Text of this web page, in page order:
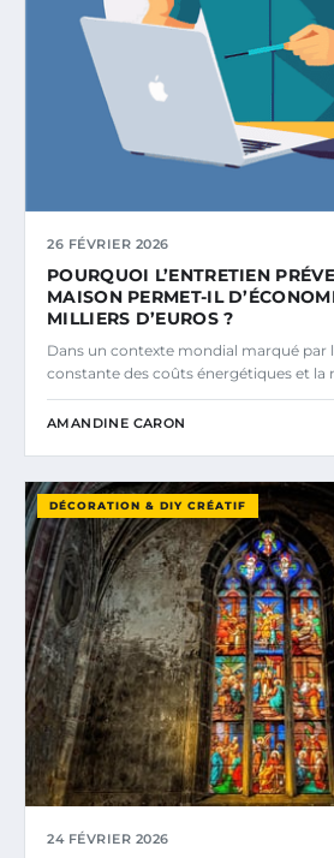
26 FÉVRIER 2026
POURQUOI L’ENTRETIEN
MAISON PERMET-IL
MILLIERS D’EUROS ?
Dans un contexte mondial marqué par
constante des coûts énergétiques et la
AMANDINE CARON
DÉCORATION & DIY CRÉATIF
24 FÉVRIER 2026